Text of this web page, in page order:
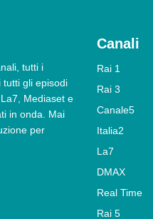
tutti i
tutti gli episodi
Mediaset e
in onda. Mai
per
Canali
Rai 1
Rai 3
Canale5
Italia2
La7
DMAX
Real Time
Rai 5